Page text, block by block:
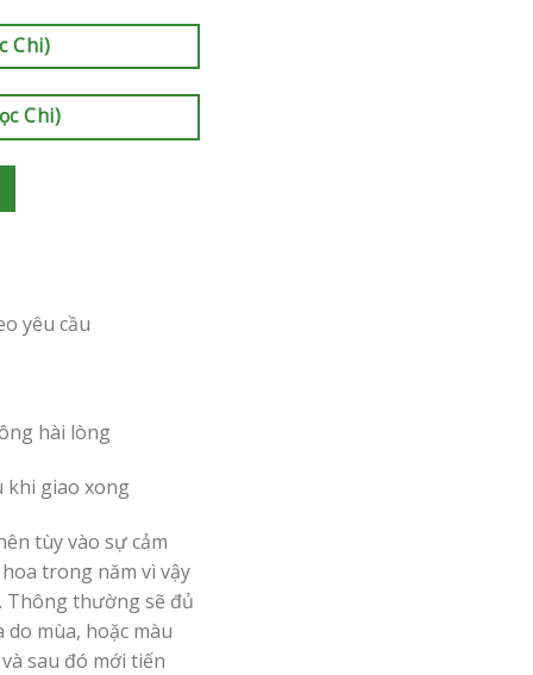
Chi)
Chi)
yêu cầu
hài lòng
khi giao xong
tùy vào sự cảm
trong năm vì vậy
Thông thường sẽ đủ
mùa, hoặc màu
sau đó mới tiến